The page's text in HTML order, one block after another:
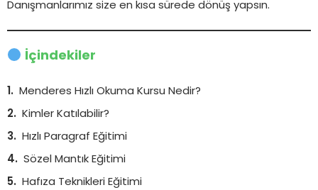
Danışmanlarımız size en kısa sürede dönüş yapsın.
İçindekiler
Menderes Hızlı Okuma Kursu Nedir?
Kimler Katılabilir?
Hızlı Paragraf Eğitimi
Sözel Mantık Eğitimi
Hafıza Teknikleri Eğitimi